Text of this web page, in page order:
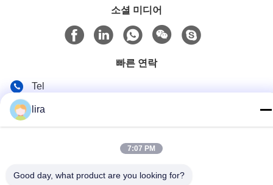
소셜 미디어
빠른 연락
Tel
86-510-86385783
이메일
lira
7:07 PM
Good day, what product are you looking for?